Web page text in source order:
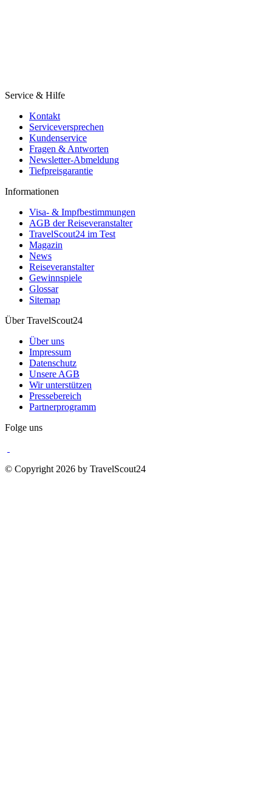
Service & Hilfe
Kontakt
Serviceversprechen
Kundenservice
Fragen & Antworten
Newsletter-Abmeldung
Tiefpreisgarantie
Informationen
Visa- & Impfbestimmungen
AGB der Reiseveranstalter
TravelScout24 im Test
Magazin
News
Reiseveranstalter
Gewinnspiele
Glossar
Sitemap
Über TravelScout24
Über uns
Impressum
Datenschutz
Unsere AGB
Wir unterstützen
Pressebereich
Partnerprogramm
Folge uns
© Copyright 2026 by TravelScout24